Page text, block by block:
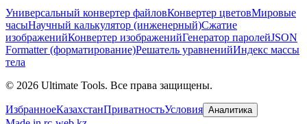
Универсальный конвертер файловКонвертер цветовМировые
часыНаучный калькулятор (инженерный)Сжатие
изображенийКонвертер изображенийГенератор паролейJSON
Formatter (форматирование)Решатель уравненийИндекс массы
тела
© 2026 Ultimate Tools. Все права защищены.
ИзбранноеКазахстанПриватностьУсловия Аналитика